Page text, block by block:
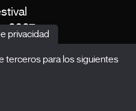
2027
privacidad
terceros para los siguientes